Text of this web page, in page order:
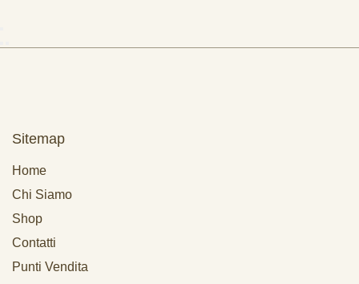
Sitemap
Home
Chi Siamo
Shop
Contatti
Punti Vendita